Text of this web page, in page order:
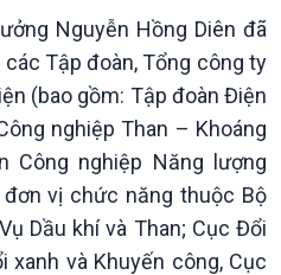
Góc nhìn VOV1
Nguyễn Hồng Diên đã
Tập đoàn, Tổng công ty
(bao gồm: Tập đoàn Điện
nghiệp Than – Khoáng
Công nghiệp Năng lượng
vị chức năng thuộc Bộ
Dầu khí và Than; Cục Đổi
xanh và Khuyến công, Cục